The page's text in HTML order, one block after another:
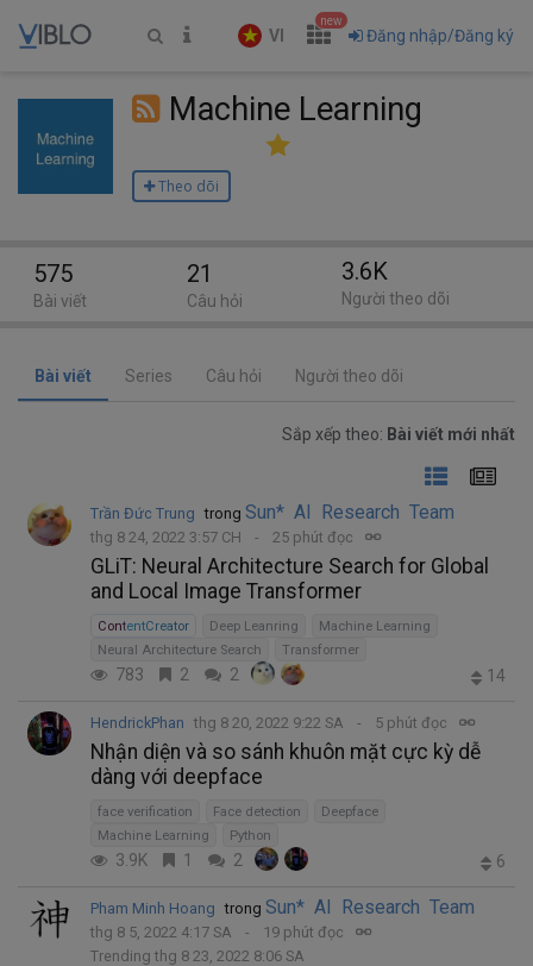
VI
new
Đăng nhập/Đăng ký
Machine Learning
Theo dõi
Bài viết Series Câu hỏi Người theo dõi
Sắp xếp theo: Bài viết mới nhất
Trần Đức Trung trong Sun* AI Research Team
thg 8 24, 2022 3:57 CH 25 phút đọc
GLiT: Neural Architecture Search for Global
and Local Image Transformer
ContentCreator Deep Leanring
Machine Learning
Neural Architecture Search
Transformer
783 2 2 14
HendrickPhan thg 8 20, 2022 9:22 SA 5 phút đọc
Nhận diện và so sánh khuôn mặt cực kỳ dễ
dàng với deepface
face verification Face detection
Deepface
Machine Learning
Python
3.9K 1 2 6
Pham Minh Hoang trong Sun* AI Research Team
thg 8 5, 2022 4:17 SA
19 phút đọc
Trending thg 8 23, 2022 8:06 SA
575
Bài viết
21
Câu hỏi
3.6K
Người theo dõi